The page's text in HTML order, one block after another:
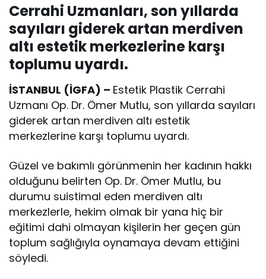
Cerrahi Uzmanları, son yıllarda
sayıları giderek artan merdiven
altı estetik merkezlerine karşı
toplumu uyardı.
İSTANBUL (İGFA) – Estetik Plastik Cerrahi
Uzmanı Op. Dr. Ömer Mutlu, son yıllarda sayıları
giderek artan merdiven altı estetik
merkezlerine karşı toplumu uyardı.
Güzel ve bakımlı görünmenin her kadının hakkı
olduğunu belirten Op. Dr. Ömer Mutlu, bu
durumu suistimal eden merdiven altı
merkezlerle, hekim olmak bir yana hiç bir
eğitimi dahi olmayan kişilerin her geçen gün
toplum sağlığıyla oynamaya devam ettiğini
söyledi.